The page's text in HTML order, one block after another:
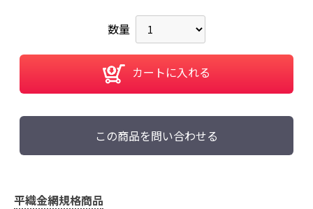
数量
カートに入れる
この商品を問い合わせる
平織金網規格商品